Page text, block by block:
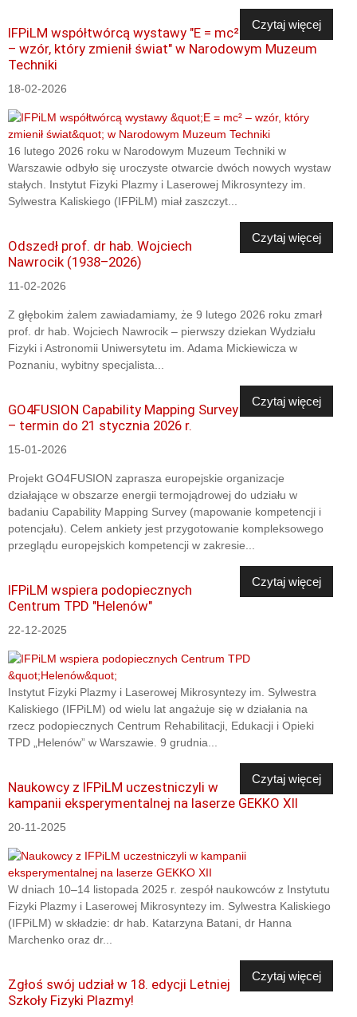
Czytaj więcej
IFPiLM współtwórcą wystawy "E = mc²
– wzór, który zmienił świat" w Narodowym Muzeum
Techniki
18-02-2026
16 lutego 2026 roku w Narodowym Muzeum Techniki w
Warszawie odbyło się uroczyste otwarcie dwóch nowych wystaw
stałych. Instytut Fizyki Plazmy i Laserowej Mikrosyntezy im.
Sylwestra Kaliskiego (IFPiLM) miał zaszczyt...
Czytaj więcej
Odszedł prof. dr hab. Wojciech
Nawrocik (1938–2026)
11-02-2026
Z głębokim żalem zawiadamiamy, że 9 lutego 2026 roku zmarł
prof. dr hab. Wojciech Nawrocik – pierwszy dziekan Wydziału
Fizyki i Astronomii Uniwersytetu im. Adama Mickiewicza w
Poznaniu, wybitny specjalista...
Czytaj więcej
GO4FUSION Capability Mapping Survey
– termin do 21 stycznia 2026 r.
15-01-2026
Projekt GO4FUSION zaprasza europejskie organizacje
działające w obszarze energii termojądrowej do udziału w
badaniu Capability Mapping Survey (mapowanie kompetencji i
potencjału). Celem ankiety jest przygotowanie kompleksowego
przeglądu europejskich kompetencji w zakresie...
Czytaj więcej
IFPiLM wspiera podopiecznych
Centrum TPD "Helenów"
22-12-2025
Instytut Fizyki Plazmy i Laserowej Mikrosyntezy im. Sylwestra
Kaliskiego (IFPiLM) od wielu lat angażuje się w działania na
rzecz podopiecznych Centrum Rehabilitacji, Edukacji i Opieki
TPD „Helenów” w Warszawie. 9 grudnia...
Czytaj więcej
Naukowcy z IFPiLM uczestniczyli w
kampanii eksperymentalnej na laserze GEKKO XII
20-11-2025
W dniach 10–14 listopada 2025 r. zespół naukowców z Instytutu
Fizyki Plazmy i Laserowej Mikrosyntezy im. Sylwestra Kaliskiego
(IFPiLM) w składzie: dr hab. Katarzyna Batani, dr Hanna
Marchenko oraz dr...
Czytaj więcej
Zgłoś swój udział w 18. edycji Letniej
Szkoły Fizyki Plazmy!